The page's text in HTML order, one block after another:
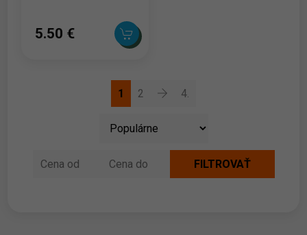
5.50 ‎€
1 2 4.